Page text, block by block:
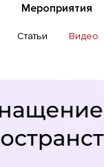
Мероприятия
Статьи Видео